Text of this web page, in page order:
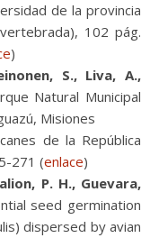
de la provincia
102 pág.
)
S., Liva, A.,
Natural Municipal
Misiones
de la República
271 (enlace)
P. H., Guevara,
seed germination
dispersed by avian